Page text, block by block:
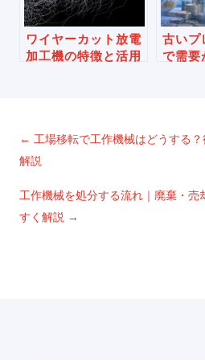
ワイヤーカット放電
加工機の特徴と活用
古いプ
で需要
← 工場移転で工作機械はどうする
解説
工作機械を処分する流れ｜廃棄・売
すく解説 →